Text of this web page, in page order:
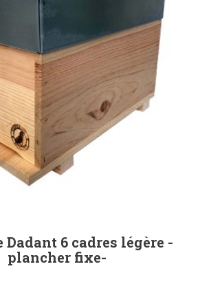
Dadant 6 cadres légère -
plancher fixe-